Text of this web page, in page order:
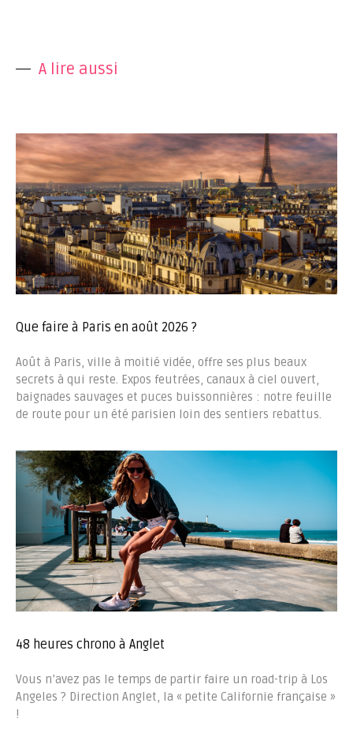
A lire aussi
Que faire à Paris en août 2026 ?
Août à Paris, ville à moitié vidée, offre ses plus beaux
secrets à qui reste. Expos feutrées, canaux à ciel ouvert,
baignades sauvages et puces buissonnières : notre feuille
de route pour un été parisien loin des sentiers rebattus.
48 heures chrono à Anglet
Vous n’avez pas le temps de partir faire un road-trip à Los
Angeles ? Direction Anglet, la « petite Californie française »
!